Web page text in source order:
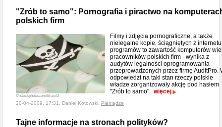
"Zrób to samo": Pornografia i piractwo na
polskich firm
©istockphoto.com/Brasil2
Filmy i zdjęcia pornograficzne, a także
nielegalne kopie, ściągniętych z internetu
programów to zawartość komputerów
pracowników polskich firm - wynika z
audytów legalności oprogramowania
przeprowadzonych przez firmę AuditPro.
odpowiedzi na taki stan rzeczy polskie
władze zorganizowały akcję pod hasłem
"Zrób to samo". więcej
20-04-2009, 17:31, Daniel Kotowski, Pieniądze
Tajne informacje na stronach polityków?